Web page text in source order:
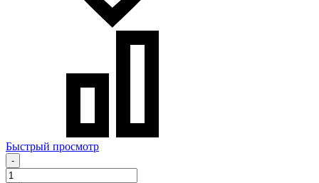
Быстрый просмотр
-